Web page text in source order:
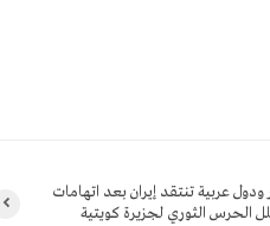
عربية تنتقد إيران بعد اتهامات
الحرس الثوري لجزيرة كويتية